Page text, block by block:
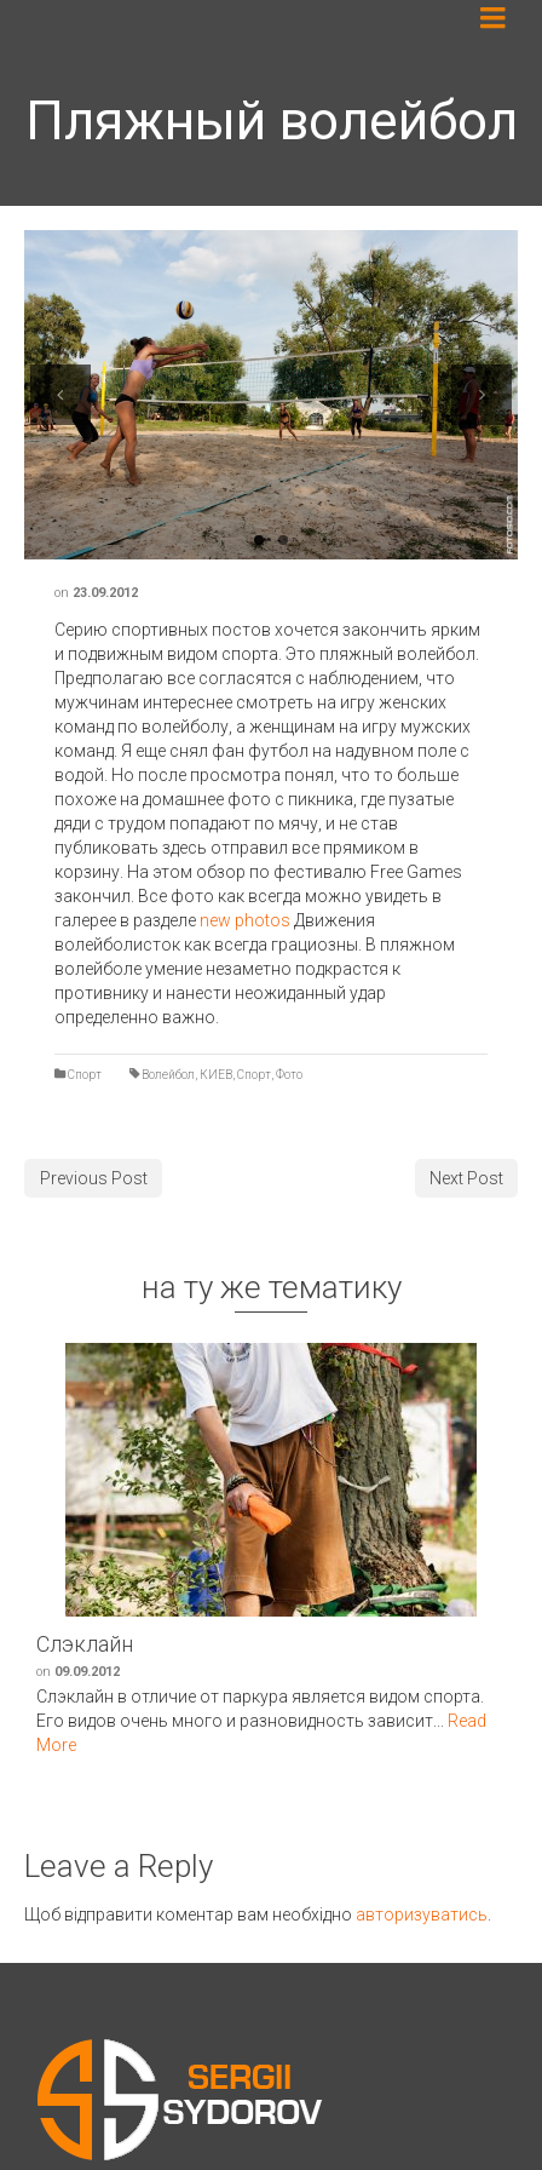
Пляжный волейбол
Previous Next
on 23.09.2012
Серию спортивных постов хочется закончить ярким
и подвижным видом спорта. Это пляжный волейбол.
Предполагаю все согласятся с наблюдением, что
мужчинам интереснее смотреть на игру женских
команд по волейболу, а женщинам на игру мужских
команд. Я еще снял фан футбол на надувном поле с
водой. Но после просмотра понял, что то больше
похоже на домашнее фото с пикника, где пузатые
дяди с трудом попадают по мячу, и не став
публиковать здесь отправил все прямиком в
корзину. На этом обзор по фестивалю Free Games
закончил. Все фото как всегда можно увидеть в
галерее в разделе new photos Движения
волейболисток как всегда грациозны. В пляжном
волейболе умение незаметно подкрастся к
противнику и нанести неожиданный удар
определенно важно.
Спорт Волейбол КИЕВ Спорт Фото
Previous Post Next Post
на ту же тематику
Слэклайн
on 09.09.2012
Слэклайн в отличие от паркура является видом спорта.
Его видов очень много и разновидность зависит... Read
More
Leave a Reply
Щоб відправити коментар вам необхідно авторизуватись